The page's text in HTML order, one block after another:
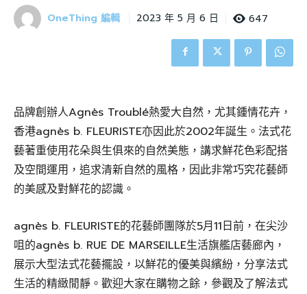
OneThing 編輯 2023 年 5 月 6 日 647
品牌創辦人Agnès Troublé熱愛大自然，尤其鍾情花卉，
香港agnès b. FLEURISTE亦因此於2002年誕生。法式花
藝著重使用花朵與生俱來的自然美態，講求鮮花色彩配搭
及空間運用，追求清新自然的風格，因此非常巧究花藝師
的美感及對鮮花的認識。
agnès b. FLEURISTE的花藝師團隊於5月11日前，在尖沙
咀的agnès b. RUE DE MARSEILLE生活旗艦店藝廊內，
展示大型法式花藝擺設，以鮮花的優美與繽紛，分享法式
生活的精緻閒靜。歡迎大家在購物之餘，參觀及了解法式